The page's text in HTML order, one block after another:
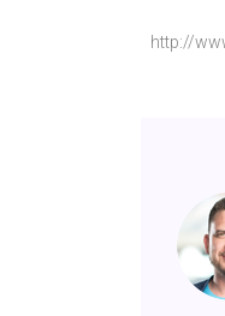
http://